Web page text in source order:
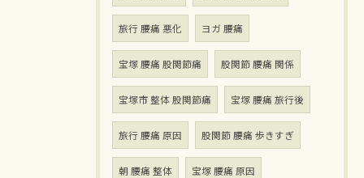
旅行 腰痛 悪化 ヨガ 腰痛
宝塚 腰痛 股関節痛 股関節 腰痛 関係
宝塚市 整体 股関節痛 宝塚 腰痛 旅行後
旅行 腰痛 原因 股関節 腰痛 歩きすぎ
朝 腰痛 整体 宝塚 腰痛 原因